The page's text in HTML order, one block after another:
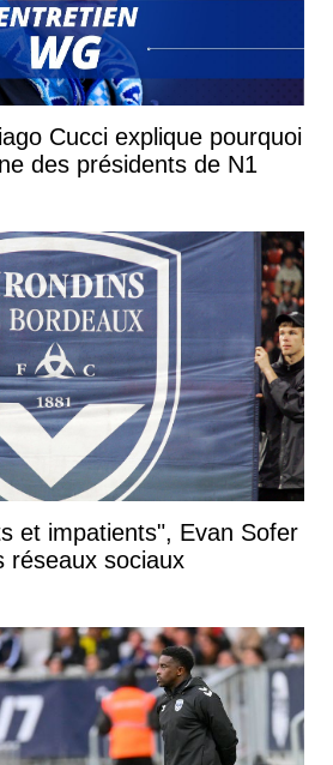
Cucci explique pourquoi
des présidents de N1
et impatients", Evan Sofer
réseaux sociaux